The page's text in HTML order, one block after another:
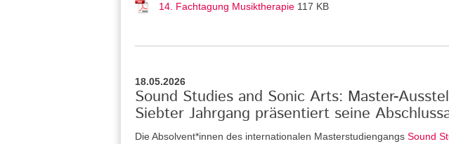
14. Fachtagung Musiktherapie 117 KB
18.05.2026
Sound Studies and Sonic Arts: Master-
Siebter Jahrgang präsentiert seine
Die Absolvent*innen des internationalen Masterstudiengangs Sound